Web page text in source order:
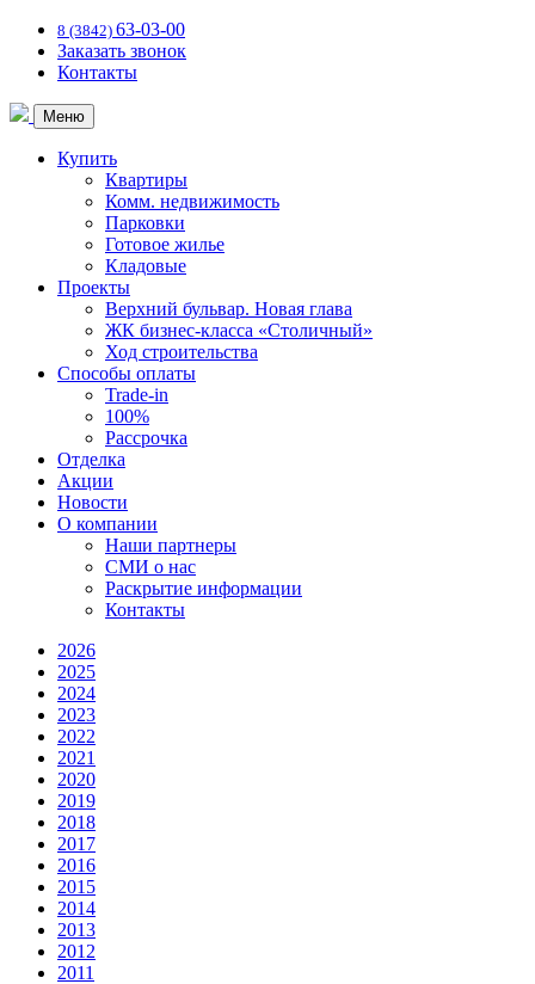
8 (3842) 63-03-00
Заказать звонок
Контакты
Меню
Купить
Квартиры
Комм. недвижимость
Парковки
Готовое жилье
Кладовые
Проекты
Верхний бульвар. Новая глава
ЖК бизнес-класса «Столичный»
Ход строительства
Способы оплаты
Trade-in
100%
Рассрочка
Отделка
Акции
Новости
О компании
Наши партнеры
СМИ о нас
Раскрытие информации
Контакты
2026
2025
2024
2023
2022
2021
2020
2019
2018
2017
2016
2015
2014
2013
2012
2011